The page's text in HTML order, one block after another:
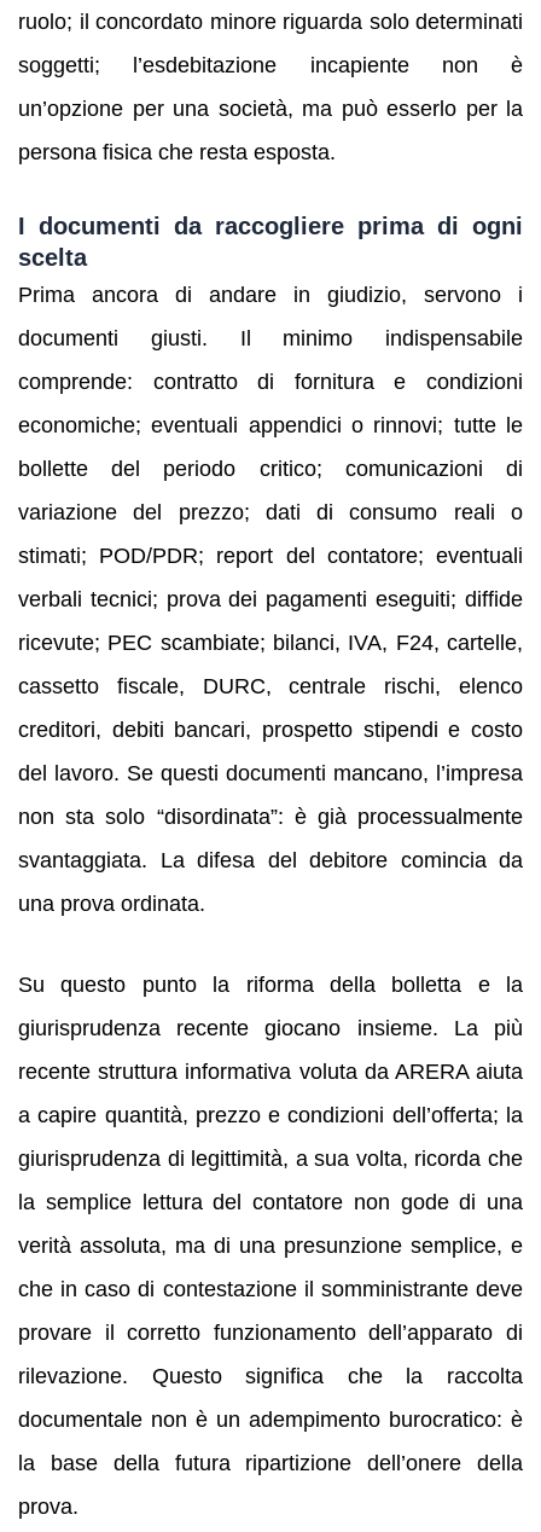
ruolo; il concordato minore riguarda solo determinati
soggetti; l’esdebitazione incapiente non è
un’opzione per una società, ma può esserlo per la
persona fisica che resta esposta.
I documenti da raccogliere prima di ogni
scelta
Prima ancora di andare in giudizio, servono i
documenti giusti. Il minimo indispensabile
comprende: contratto di fornitura e condizioni
economiche; eventuali appendici o rinnovi; tutte le
bollette del periodo critico; comunicazioni di
variazione del prezzo; dati di consumo reali o
stimati; POD/PDR; report del contatore; eventuali
verbali tecnici; prova dei pagamenti eseguiti; diffide
ricevute; PEC scambiate; bilanci, IVA, F24, cartelle,
cassetto fiscale, DURC, centrale rischi, elenco
creditori, debiti bancari, prospetto stipendi e costo
del lavoro. Se questi documenti mancano, l’impresa
non sta solo “disordinata”: è già processualmente
svantaggiata. La difesa del debitore comincia da
una prova ordinata.
Su questo punto la riforma della bolletta e la
giurisprudenza recente giocano insieme. La più
recente struttura informativa voluta da ARERA aiuta
a capire quantità, prezzo e condizioni dell’offerta; la
giurisprudenza di legittimità, a sua volta, ricorda che
la semplice lettura del contatore non gode di una
verità assoluta, ma di una presunzione semplice, e
che in caso di contestazione il somministrante deve
provare il corretto funzionamento dell’apparato di
rilevazione. Questo significa che la raccolta
documentale non è un adempimento burocratico: è
la base della futura ripartizione dell’onere della
prova.